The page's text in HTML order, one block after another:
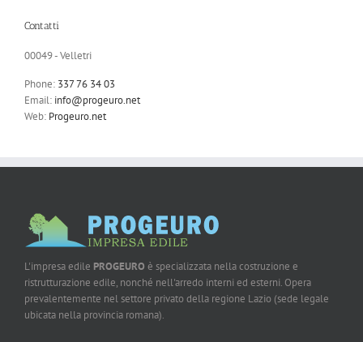
Contatti
00049 - Velletri
Phone: 337 76 34 03
Email: info@progeuro.net
Web: Progeuro.net
L'impresa edile PROGEURO è specializzata nella costruzione e
ristrutturazione edile, nonché nell'arredo interni ed esterni. Opera
prevalentemente nel settore privato della regione Lazio (sede legale
ubicata nella provincia romana).